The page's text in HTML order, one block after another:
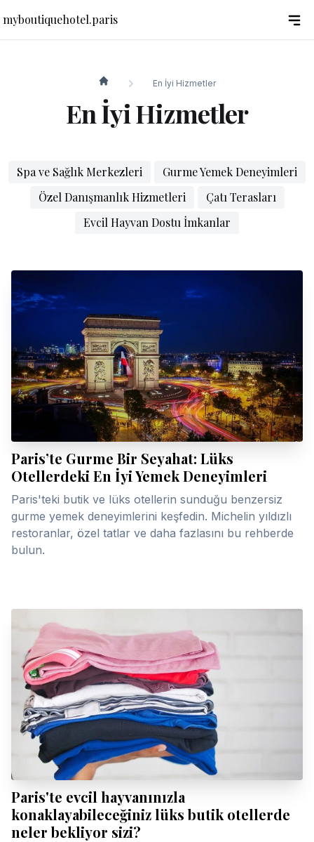
myboutiquehotel.paris
myboutiquehotel.paris
En İyi Hizmetler
En İyi Hizmetler
Spa ve Sağlık Merkezleri
Gurme Yemek Deneyimleri
Özel Danışmanlık Hizmetleri
Çatı Terasları
Evcil Hayvan Dostu İmkanlar
Paris’te Gurme Bir Seyahat: Lüks
Otellerdeki En İyi Yemek Deneyimleri
Paris'teki butik ve lüks otellerin sunduğu benzersiz
gurme yemek deneyimlerini keşfedin. Michelin yıldızlı
restoranlar, özel tatlar ve daha fazlasını bu rehberde
bulun.
Paris'te evcil hayvanınızla
konaklayabileceğiniz lüks butik otellerde
neler bekliyor sizi?